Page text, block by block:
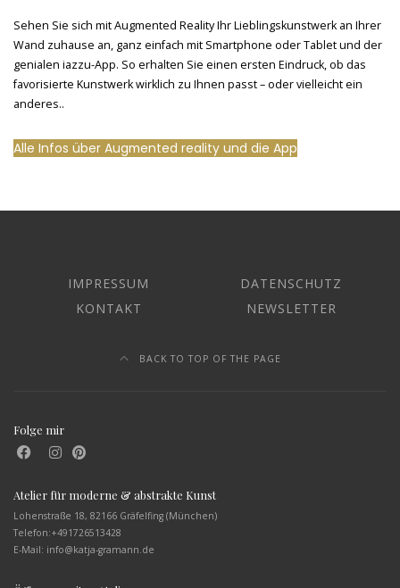
Sehen Sie sich mit Augmented Reality Ihr Lieblingskunstwerk an Ihrer
Wand zuhause an, ganz einfach mit Smartphone oder Tablet und der
genialen iazzu-App. So erhalten Sie einen ersten Eindruck, ob das
favorisierte Kunstwerk wirklich zu Ihnen passt – oder vielleicht ein
anderes..
Alle Infos über Augmented reality und die App
IMPRESSUM
DATENSCHUTZ
KONTAKT
NEWSLETTER
BACK TO TOP OF THE PAGE
Folge mir
Atelier für moderne & abstrakte Kunst
Lohenstraße 18, 82166 Gräfelfing (München)
Telefon:+491726513428
E-Mail: info@katja-gramann.de